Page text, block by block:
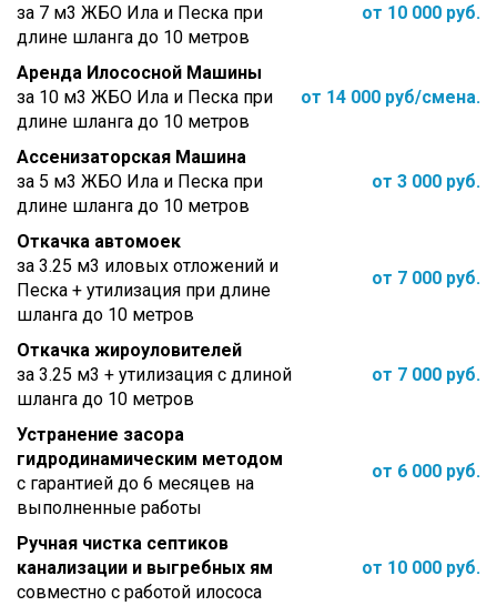
за 7 м3 ЖБО Ила и Песка при
длине шланга до 10 метров
от 10 000 руб.
Аренда Илососной Машины
за 10 м3 ЖБО Ила и Песка при
длине шланга до 10 метров
от 14 000 руб/смена.
Ассенизаторская Машина
за 5 м3 ЖБО Ила и Песка при
длине шланга до 10 метров
от 3 000 руб.
Откачка автомоек
за 3.25 м3 иловых отложений и
Песка + утилизация при длине
шланга до 10 метров
от 7 000 руб.
Откачка жироуловителей
за 3.25 м3 + утилизация с длиной
шланга до 10 метров
от 7 000 руб.
Устранение засора
гидродинамическим методом
с гарантией до 6 месяцев на
выполненные работы
от 6 000 руб.
Ручная чистка септиков
канализации и выгребных ям
совместно с работой илососа
от 10 000 руб.